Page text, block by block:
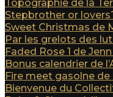
Topographie de la
Stepbrother or
Sweet Christmas de
Par les grelots des
Faded Rose 1 de
Bonus calendrier de
Fire meet gasolne de
Bienvenue du